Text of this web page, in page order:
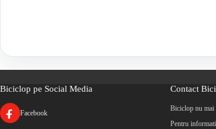
Biciclop pe Social Media
Facebook
Contact
Biciclop nu mai
Pentru